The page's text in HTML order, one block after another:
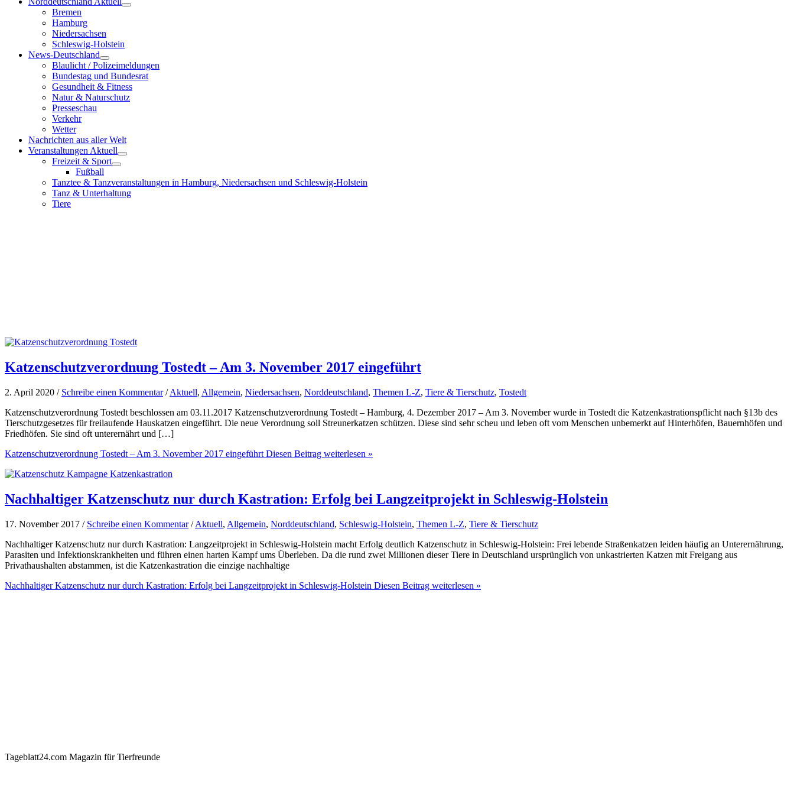
Bremen
Hamburg
Niedersachsen
Schleswig-Holstein
News-Deutschland
Blaulicht / Polizeimeldungen
Bundestag und Bundesrat
Gesundheit & Fitness
Natur & Naturschutz
Presseschau
Verkehr
Wetter
Nachrichten aus aller Welt
Veranstaltungen Aktuell
Freizeit & Sport
Fußball
Tanztee & Tanzveranstaltungen in Hamburg, Niedersachsen und Schleswig-Holstein
Tanz & Unterhaltung
Tiere
Katzenschutzverordnung Tostedt – Am 3. November 2017 eingeführt
2. April 2020 / Schreibe einen Kommentar /Aktuell, Allgemein, Niedersachsen, Norddeutschland, Themen L-Z, Tiere & Tierschutz, Tostedt
Katzenschutzverordnung Tostedt beschlossen am 03.11.2017 Katzenschutzverordnung Tostedt – Hamburg, 4. Dezember 2017 – Am 3. November wurde in Tostedt die Katzenkastrationspflicht nach §13b des
Tierschutzgesetzes für freilaufende Hauskatzen eingeführt. Die neue Verordnung soll Streunerkatzen schützen. Diese sind sehr scheu und leben oft vom Menschen unbemerkt auf Hinterhöfen, Bauernhöfen und
Friedhöfen. Sie sind oft unterernährt und […]
Katzenschutzverordnung Tostedt – Am 3. November 2017 eingeführt Diesen Beitrag weiterlesen »
Nachhaltiger Katzenschutz nur durch Kastration: Erfolg bei Langzeitprojekt in Schleswig-Holstein
17. November 2017 / Schreibe einen Kommentar /Aktuell, Allgemein, Norddeutschland, Schleswig-Holstein, Themen L-Z, Tiere & Tierschutz
Nachhaltiger Katzenschutz nur durch Kastration: Langzeitprojekt in Schleswig-Holstein macht Erfolg deutlich Katzenschutz in Schleswig-Holstein: Frei lebende Straßenkatzen leiden häufig an Unterernährung,
Parasiten und Infektionskrankheiten und führen einen harten Kampf ums Überleben. Da die rund zwei Millionen dieser Tiere in Deutschland ursprünglich von unkastrierten Katzen mit Freigang aus
Privathaushalten abstammen, ist die Katzenkastration die einzige nachhaltige
Nachhaltiger Katzenschutz nur durch Kastration: Erfolg bei Langzeitprojekt in Schleswig-Holstein Diesen Beitrag weiterlesen »
Tageblatt24.com Magazin für Tierfreunde